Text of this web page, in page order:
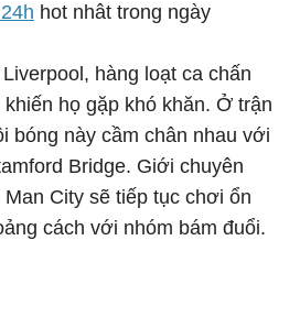
hot nhât trong ngày
hàng loạt ca chấn
họ gặp khó khăn. Ở trận
bóng này cầm chân nhau với
Bridge. Giới chuyên
City sẽ tiếp tục chơi ổn
cách với nhóm bám đuổi.